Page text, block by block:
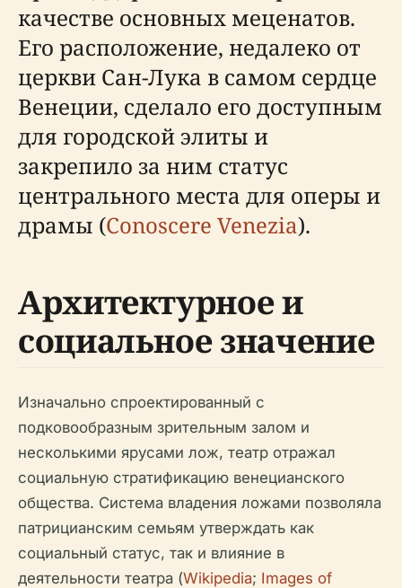
качестве основных меценатов.
Его расположение, недалеко от
церкви Сан-Лука в самом сердце
Венеции, сделало его доступным
для городской элиты и
закрепило за ним статус
центрального места для оперы и
драмы (Conoscere Venezia).
Архитектурное и
социальное значение
Изначально спроектированный с
подковообразным зрительным залом и
несколькими ярусами лож, театр отражал
социальную стратификацию венецианского
общества. Система владения ложами позволяла
патрицианским семьям утверждать как
социальный статус, так и влияние в
деятельности театра (Wikipedia; Images of